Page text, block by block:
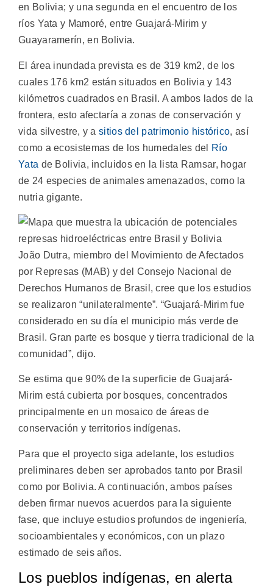
en Bolivia; y una segunda en el encuentro de los
ríos Yata y Mamoré, entre Guajará-Mirim y
Guayaramerín, en Bolivia.
El área inundada prevista es de 319 km2, de los
cuales 176 km2 están situados en Bolivia y 143
kilómetros cuadrados en Brasil. A ambos lados de la
frontera, esto afectaría a zonas de conservación y
vida silvestre, y asitios del patrimonio histórico, así
como a ecosistemas de los humedales del
Río
Yata de Bolivia, incluidos en la lista Ramsar, hogar
de 24 especies de animales amenazados, como la
nutria gigante.
João Dutra, miembro del Movimiento de Afectados
por Represas (MAB) y del Consejo Nacional de
Derechos Humanos de Brasil, cree que los estudios
se realizaron “unilateralmente”. “Guajará-Mirim fue
considerado en su día el municipio más verde de
Brasil. Gran parte es bosque y tierra tradicional de la
comunidad”, dijo.
Se estima que 90% de la superficie de Guajará-
Mirim está cubierta por bosques, concentrados
principalmente en un mosaico de áreas de
conservación y territorios indígenas.
Para que el proyecto siga adelante, los estudios
preliminares deben ser aprobados tanto por Brasil
como por Bolivia. A continuación, ambos países
deben firmar nuevos acuerdos para la siguiente
fase, que incluye estudios profundos de ingeniería,
socioambientales y económicos, con un plazo
estimado de seis años.
Los pueblos indígenas, en alerta